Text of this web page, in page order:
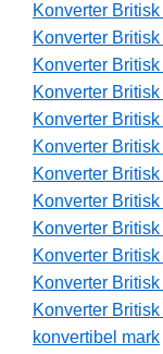
Konverter
Konverter
Konverter
Konverter
Konverter
Konverter
Konverter
Konverter
Konverter
Konverter
Konverter
Konverter
konvertibel mark